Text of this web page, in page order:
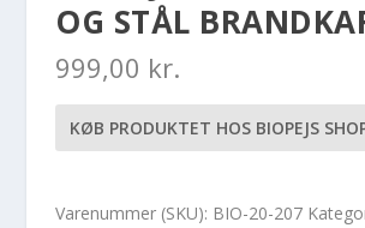
OG STÅL
999,00 kr.
KØB PRODUKTET HOS BIOPEJS
Varenummer (SKU): BIO-20-207